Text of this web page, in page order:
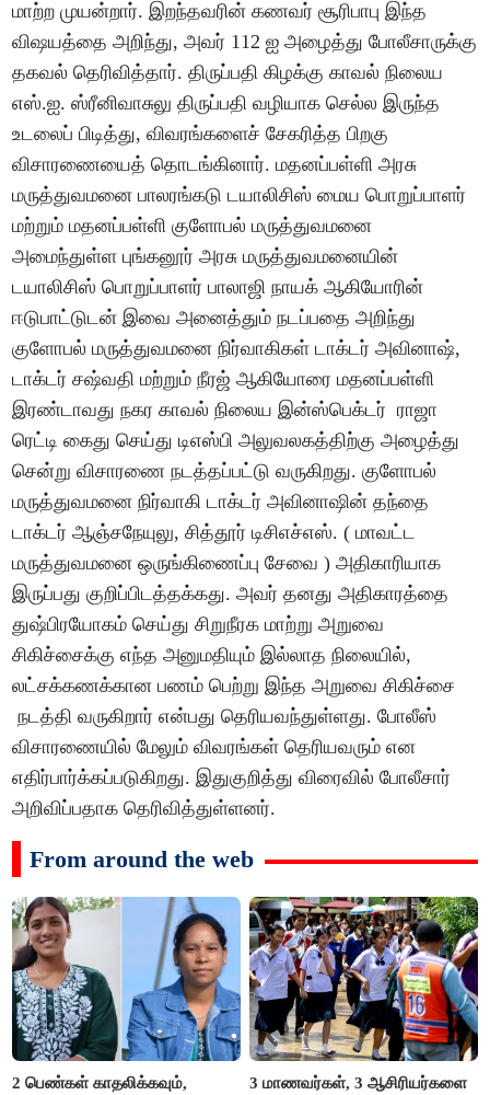
மாற்ற முயன்றார். இறந்தவரின் கணவர் சூரிபாபு இந்த
விஷயத்தை அறிந்து, ​​அவர் 112 ஐ அழைத்து போலீசாருக்கு
தகவல் தெரிவித்தார். திருப்பதி கிழக்கு காவல் நிலைய
எஸ்.ஐ. ஸ்ரீனிவாசுலு திருப்பதி வழியாக செல்ல இருந்த
உடலைப் பிடித்து, விவரங்களைச் சேகரித்த பிறகு
விசாரணையைத் தொடங்கினார். மதனப்பள்ளி அரசு
மருத்துவமனை பாலரங்கடு டயாலிசிஸ் மைய பொறுப்பாளர்
மற்றும் மதனப்பள்ளி குளோபல் மருத்துவமனை
அமைந்துள்ள புங்கனூர் அரசு மருத்துவமனையின்
டயாலிசிஸ் பொறுப்பாளர் பாலாஜி நாயக் ஆகியோரின்
ஈடுபாட்டுடன் இவை அனைத்தும் நடப்பதை அறிந்து
குளோபல் மருத்துவமனை நிர்வாகிகள் டாக்டர் அவினாஷ்,
டாக்டர் சஷ்வதி மற்றும் நீரஜ் ஆகியோரை மதனப்பள்ளி
இரண்டாவது நகர காவல் நிலைய இன்ஸ்பெக்டர் ராஜா
ரெட்டி கைது செய்து டிஎஸ்பி அலுவலகத்திற்கு அழைத்து
சென்று விசாரணை நடத்தப்பட்டு வருகிறது. குளோபல்
மருத்துவமனை நிர்வாகி டாக்டர் அவினாஷின் தந்தை
டாக்டர் ஆஞ்சநேயுலு, சித்தூர் டிசிஎச்எஸ். ( மாவட்ட
மருத்துவமனை ஒருங்கிணைப்பு சேவை ) அதிகாரியாக
இருப்பது குறிப்பிடத்தக்கது. அவர் தனது அதிகாரத்தை
துஷ்பிரயோகம் செய்து சிறுநீரக மாற்று அறுவை
சிகிச்சைக்கு எந்த அனுமதியும் இல்லாத நிலையில்,
லட்சக்கணக்கான பணம் பெற்று இந்த அறுவை சிகிச்சை
நடத்தி வருகிறார் என்பது தெரியவந்துள்ளது. போலீஸ்
விசாரணையில் மேலும் விவரங்கள் தெரியவரும் என
எதிர்பார்க்கப்படுகிறது. இதுகுறித்து விரைவில் போலீசார்
அறிவிப்பதாக தெரிவித்துள்ளனர்.
From around the web
2 பெண்கள் காதலிக்கவும்,
3 மாணவர்கள், 3 ஆசிரியர்களை